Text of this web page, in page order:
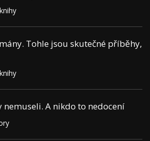
Tohle jsou skutečné příběhy,
nemuseli. A nikdo to nedocení